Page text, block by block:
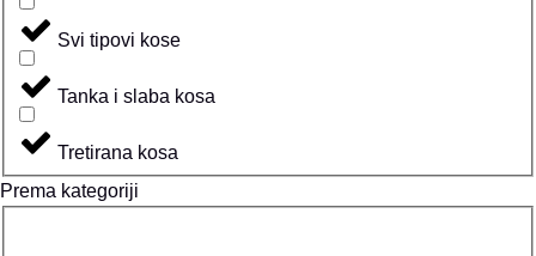
Svi tipovi kose
Tanka i slaba kosa
Tretirana kosa
Prema kategoriji